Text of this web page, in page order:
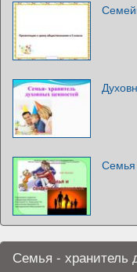
Семья
Семья - хранитель